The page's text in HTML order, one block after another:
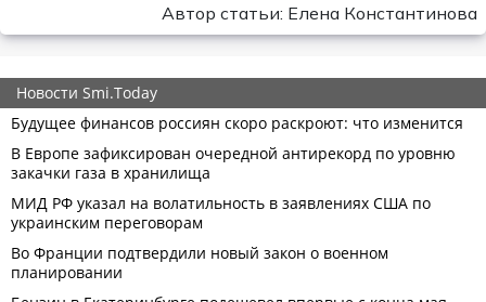
Автор статьи: Елена Константинова